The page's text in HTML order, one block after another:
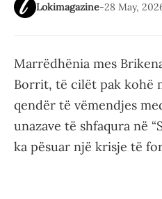
Lokimagazine-28 May,
Marrëdhënia mes
Borrit, të cilët pak kohë
qendër të vëmendjes
unazave të shfaqura në
ka pësuar një krisje të